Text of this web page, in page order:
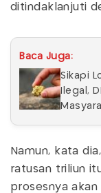
ditindaklanjuti
Baca Juga:
Sikapi
Ilegal,
Namun, kata
ratusan triliun
prosesnya